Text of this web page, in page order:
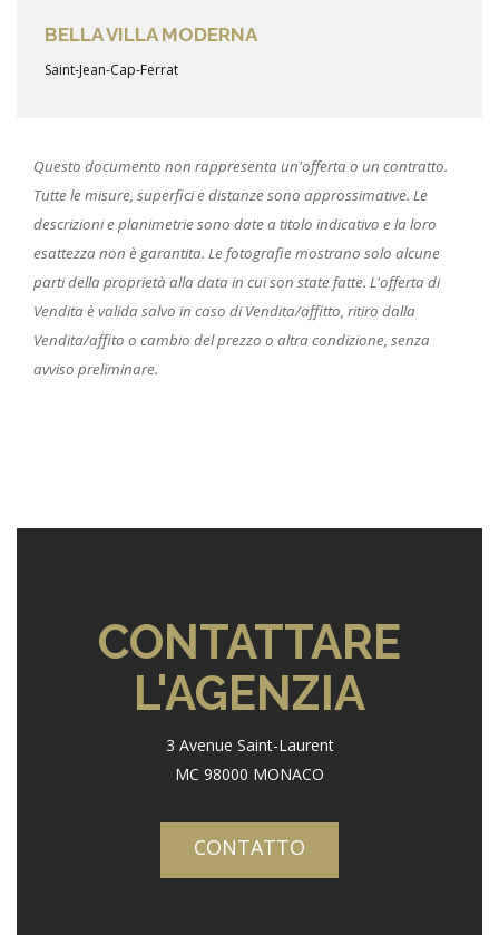
BELLA VILLA MODERNA
Saint-Jean-Cap-Ferrat
Questo documento non rappresenta un'offerta o un contratto.
Tutte le misure, superfici e distanze sono approssimative. Le
descrizioni e planimetrie sono date a titolo indicativo e la loro
esattezza non è garantita. Le fotografie mostrano solo alcune
parti della proprietà alla data in cui son state fatte. L'offerta di
Vendita è valida salvo in caso di Vendita/affitto, ritiro dalla
Vendita/affito o cambio del prezzo o altra condizione, senza
avviso preliminare.
CONTATTARE
L'AGENZIA
3 Avenue Saint-Laurent
MC 98000 MONACO
CONTATTO